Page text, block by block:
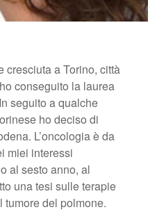
cresciuta a Torino, città
conseguito la laurea
seguito a qualche
ho deciso di
L’oncologia è da
miei interessi
al sesto anno, al
una tesi sulle terapie
tumore del polmone.